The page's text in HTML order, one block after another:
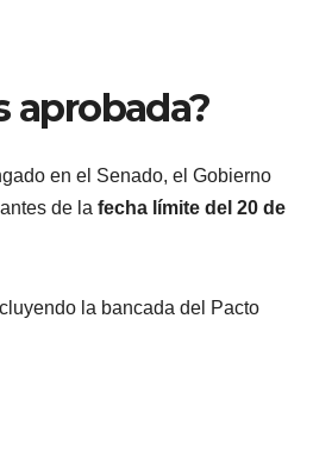
aprobada?
en el Senado, el Gobierno
de la fecha límite del 20 de
la bancada del Pacto